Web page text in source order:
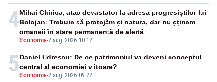
4
Economie-2 aug. 2026, 10:12
Mihai Chirica, atac devastator la adresa progresiștilor lui
Bolojan: Trebuie să protejăm și natura, dar nu șținem
omaneii în stare permanentă de alertă
5 Economie-2 aug. 2026, 09:22
Daniel Udrescu: De ce patrimoniul va deveni conceptul
central al economiei viitoare?